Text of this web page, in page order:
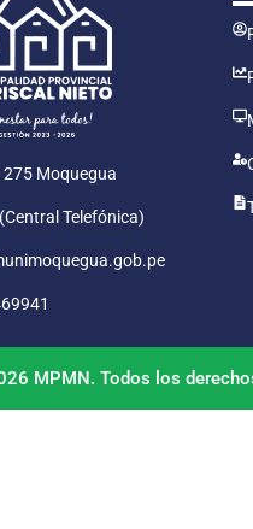
275 Moquegua
Telefónica)
MPMN. Todos los